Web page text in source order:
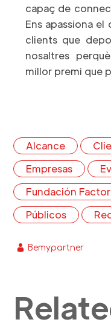
capaç de
Ens apassiona
clients que
nosaltres
millor premi que
Alcance
Empresas
Fundación Factor
Públicos
Bemypartner